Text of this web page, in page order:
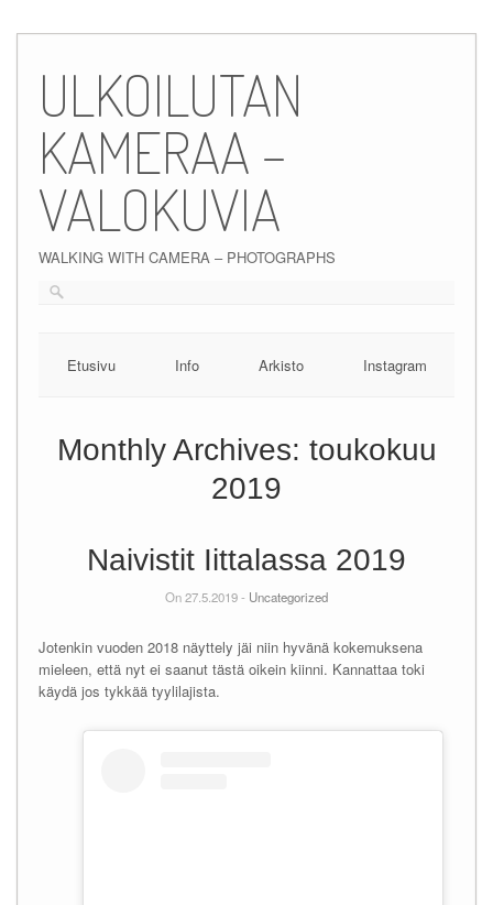
content
ULKOILUTAN
KAMERAA –
VALOKUVIA
WALKING WITH CAMERA – PHOTOGRAPHS
Etusivu Info Arkisto Instagram
Monthly Archives: toukokuu
2019
Naivistit Iittalassa 2019
On 27.5.2019 - Uncategorized
Jotenkin vuoden 2018 näyttely jäi niin hyvänä kokemuksena
mieleen, että nyt ei saanut tästä oikein kiinni. Kannattaa toki
käydä jos tykkää tyylilajista.